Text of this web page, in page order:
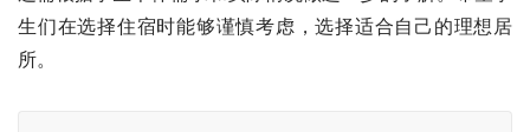
生们在选择住宿时能够谨慎考虑，选择适合自己的理想居
所。